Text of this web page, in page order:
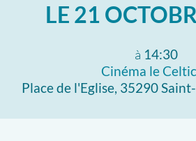
LE 21
à 14:30
Cinéma le Celtic
Place de l'Eglise, 35290